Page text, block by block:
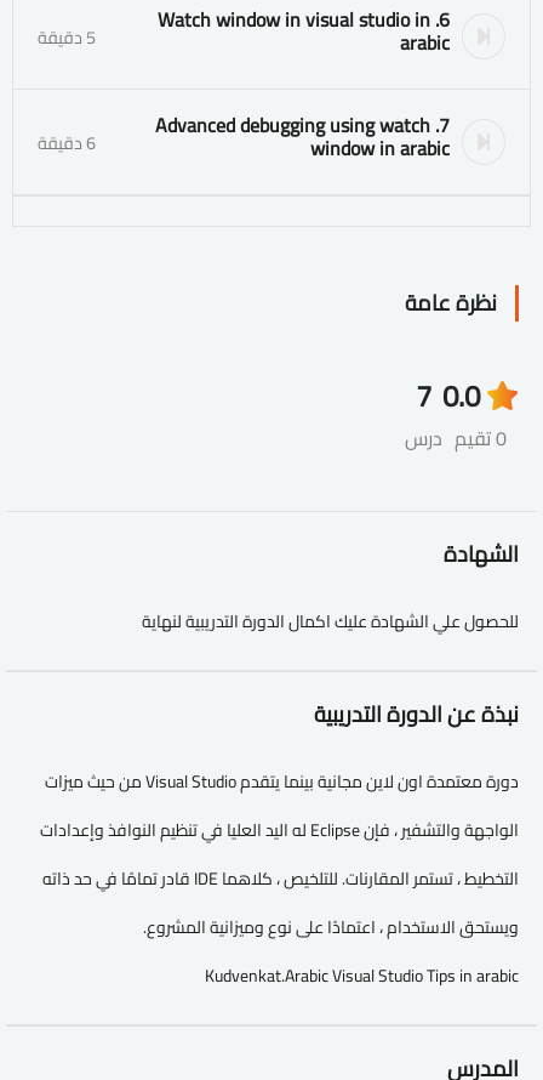
6. Watch window in visual studio in
arabic 5 دقيقة
7. Advanced debugging using watch
window in arabic 6 دقيقة
نظرة عامة
0.0
0 تقيم
7
درس
الشهادة
للحصول علي الشهادة عليك اكمال الدورة التدريبية لنهاية
نبذة عن الدورة التدريبية
دورة معتمدة اون لاين مجانية بينما يتقدم Visual Studio من حيث ميزات
الواجهة والتشفير ، فإن Eclipse له اليد العليا في تنظيم النوافذ وإعدادات
التخطيط ، تستمر المقارنات. للتلخيص ، كلاهما IDE قادر تمامًا في حد ذاته
ويستحق الاستخدام ، اعتمادًا على نوع وميزانية المشروع.
Kudvenkat.Arabic Visual Studio Tips in arabic
المدرس